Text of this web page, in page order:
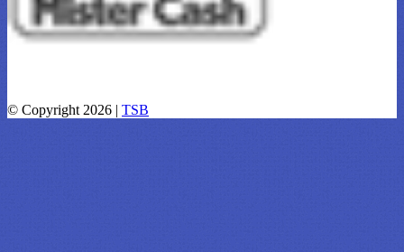
© Copyright 2026 | TSB